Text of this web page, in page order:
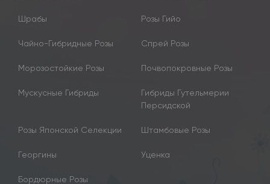
Шрабы Розы Гийо
Чайно-Гибридные Розы Спрей Розы
Морозостойкие Розы Почвопокровные Розы
Мускусные Гибриды
Гибриды Гутельмерии
Персидской
Розы Японской Селекции Штамбовые Розы
Георгины Уценка
Бордюрные Розы